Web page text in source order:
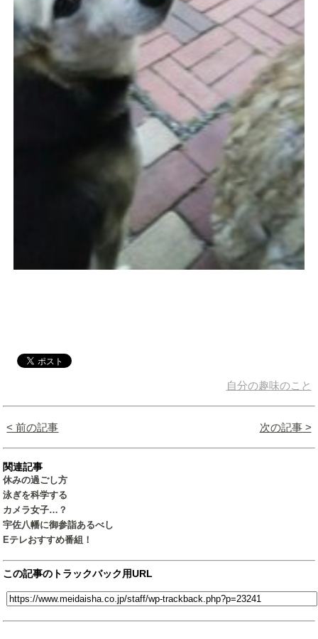
自分の趣味のこと
< 前の記事 次の記事 >
関連記事
休みの過ごし方
泳ぎを科学する
カメラ女子…？
宇佐八幡に御参詣あるべし
Eテレおすすめ番組！
この記事のトラックバック用URL